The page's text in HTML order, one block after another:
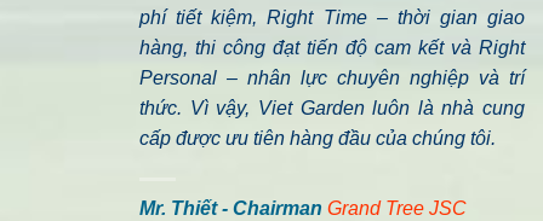
phí tiết kiệm, Right Time – thời gian giao
hàng, thi công đạt tiến độ cam kết và Right
Personal – nhân lực chuyên nghiệp và trí
thức. Vì vậy, Viet Garden luôn là nhà cung
cấp được ưu tiên hàng đầu của chúng tôi.
Mr. Thiết - Chairman Grand Tree JSC